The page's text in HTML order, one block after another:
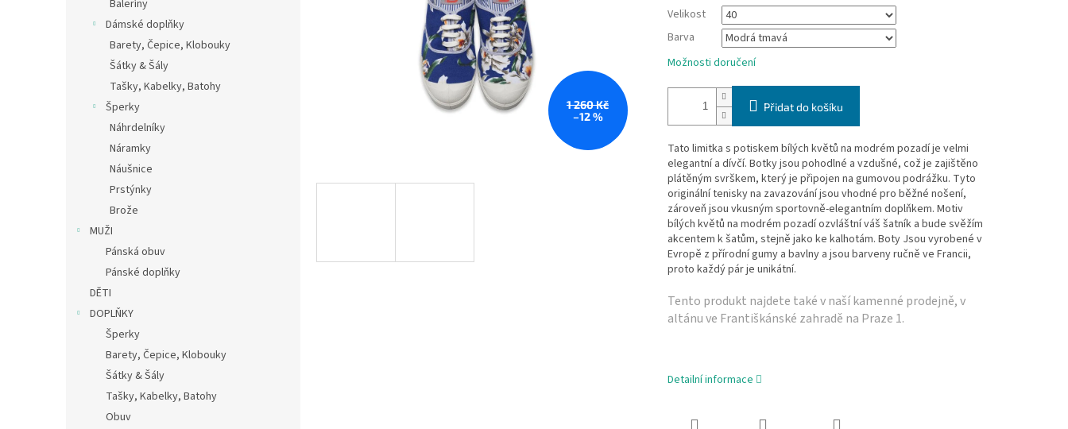
Baleríny
Dámské doplňky
Barety, Čepice, Klobouky
Šátky & Šály
Tašky, Kabelky, Batohy
Šperky
Náhrdelníky
Náramky
Náušnice
Prstýnky
Brože
MUŽI
Pánská obuv
Pánské doplňky
DĚTI
DOPLŇKY
Šperky
Barety, Čepice, Klobouky
Šátky & Šály
Tašky, Kabelky, Batohy
Obuv
1 260 Kč
–12 %
Velikost
Barva
Možnosti doručení
Přidat do košíku
Tato limitka s potiskem bílých květů na modrém pozadí je velmi
elegantní a dívčí. Botky jsou pohodlné a vzdušné, což je zajištěno
plátěným svrškem, který je připojen na gumovou podrážku. Tyto
originální tenisky na zavazování jsou vhodné pro běžné nošení,
zároveň jsou vkusným sportovně-elegantním doplňkem. Motiv
bílých květů na modrém pozadí ozvláštní váš šatník a bude svěžím
akcentem k šatům, stejně jako ke kalhotám. Boty Jsou vyrobené v
Evropě z přírodní gumy a bavlny a jsou barveny ručně ve Francii,
proto každý pár je unikátní.
Tento produkt najdete také v naší­ kamenné prodejně, v
altánu ve Františkánské zahradě na Praze 1.
Detailní informace